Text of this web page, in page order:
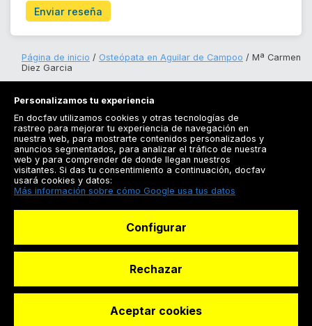
Enviar reseña
Página de inicio Osteópata en Aguilar de Campoo
Mª Carmen
Diez Garcia
Registrarse
Docfav
© Dashboard Technologies S.L
Personalizamos tu experiencia
En docfav utilizamos cookies y otras tecnologías de
rastreo para mejorar tu experiencia de navegación en
nuestra web, para mostrarte contenidos personalizados y
anuncios segmentados, para analizar el tráfico de nuestra
web y para comprender de donde llegan nuestros
visitantes. Si das tu consentimiento a continuación, docfav
usará cookies y datos:
Más información sobre cómo Google usa tus datos
Configurar
Rechazar
Aceptar cookies